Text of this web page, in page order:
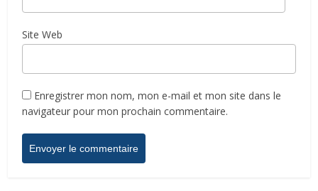
Site Web
Enregistrer mon nom, mon e-mail et mon site dans le
navigateur pour mon prochain commentaire.